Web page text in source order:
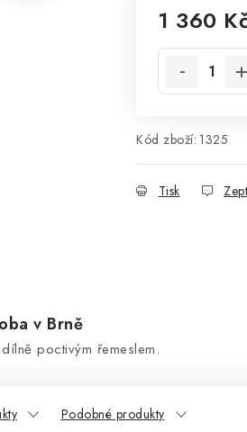
1 360
Měrná cena:
Kód zboží: 1325
Tisk
v Brně
poctivým řemeslem.
Podobné produkty